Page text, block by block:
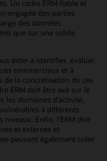
Un cadre ERM fiable et
engagée des parties
des données
que sur une solide
aider à identifier, évaluer
commerciaux et à
la concrétisation de ces
ERM doit être axé sur le
les domaines d’activité,
à différents
Enfin, l’ERM doit
et externes et
peuvent également créer